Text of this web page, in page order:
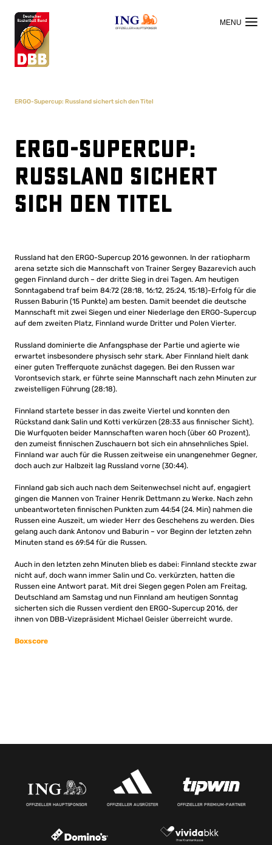
OFFIZIELLER HAUPTSPONSOR
ERGO-Supercup: Russland sichert sich den Titel
ERGO-Supercup:
Russland sichert
sich den Titel
Russland hat den ERGO-Supercup 2016 gewonnen. In der ratiopharm
arena setzte sich die Mannschaft von Trainer Sergey Bazarevich auch
gegen Finnland durch – der dritte Sieg in drei Tagen. Am heutigen
Sonntagabend traf beim 84:72 (28:18, 16:12, 25:24, 15:18)-Erfolg für die
Russen Baburin (15 Punkte) am besten. Damit beendet die deutsche
Mannschaft mit zwei Siegen und einer Niederlage den ERGO-Supercup
auf dem zweiten Platz, Finnland wurde Dritter und Polen Vierter.
Russland dominierte die Anfangsphase der Partie und agierte wie
erwartet insbesondere physisch sehr stark. Aber Finnland hielt dank
einer guten Trefferquote zunächst dagegen. Bei den Russen war
Vorontsevich stark, er führte seine Mannschaft nach zehn Minuten zur
zweistelligen Führung (28:18).
Finnland startete besser in das zweite Viertel und konnten den
Rückstand dank Salin und Kotti verkürzen (28:33 aus finnischer Sicht).
Die Wurfquoten beider Mannschaften waren hoch (über 60 Prozent),
den zumeist finnischen Zuschauern bot sich ein ahnsehnliches Spiel.
Finnland war auch für die Russen zeitweise ein unangenehmer Gegner,
doch auch zur Halbzeit lag Russland vorne (30:44).
Finnland gab sich auch nach dem Seitenwechsel nicht auf, engagiert
gingen die Mannen von Trainer Henrik Dettmann zu Werke. Nach zehn
unbeantworteten finnischen Punkten zum 44:54 (24. Min) nahmen die
Russen eine Auszeit, um wieder Herr des Geschehens zu werden. Dies
gelang auch dank Antonov und Baburin – vor Beginn der letzten zehn
Minuten stand es 69:54 für die Russen.
Auch in den letzten zehn Minuten blieb es dabei: Finnland steckte zwar
nicht auf, doch wann immer Salin und Co. verkürzten, hatten die
Russen eine Antwort parat. Mit drei Siegen gegen Polen am Freitag,
Deutschland am Samstag und nun Finnland am heutigen Sonntag
sicherten sich die Russen verdient den ERGO-Supercup 2016, der
ihnen von DBB-Vizepräsident Michael Geisler überreicht wurde.
Boxscore
OFFIZIELLER HAUPTSPONSOR OFFIZIELLER AUSRÜSTER OFFIZIELLER PREMIUM-PARTNER